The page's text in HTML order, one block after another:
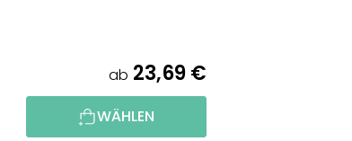
R
ab 23,69 €
WÄHLEN